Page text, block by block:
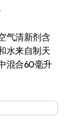
气清新剂含
水来自制天
混合60毫升